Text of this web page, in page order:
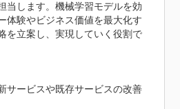
当します。機械学習モデルを効
体験やビジネス価値を最大化す
を立案し、実現していく役割で
サービスや既存サービスの改善